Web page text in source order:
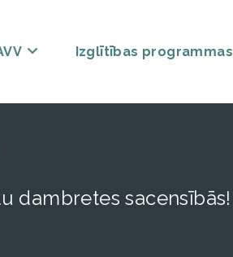
Izglītības programmas
dambretes sacensībās!